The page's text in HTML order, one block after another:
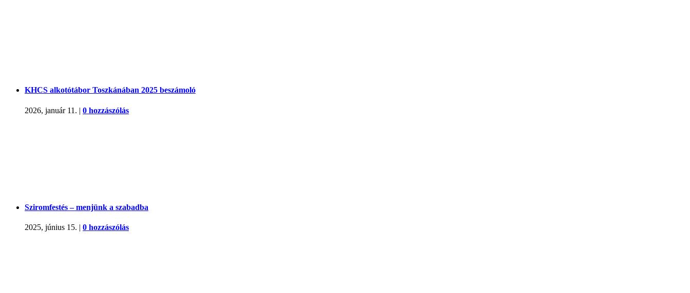
KHCS alkotótábor Toszkánában 2025 beszámoló
2026, január 11. | 0 hozzászólás
Sziromfestés – menjünk a szabadba
2025, június 15. | 0 hozzászólás